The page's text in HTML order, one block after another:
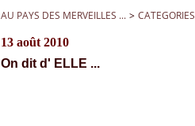
AU PAYS DES MERVEILLES ... > CATEGORIES
13 août 2010
On dit d' ELLE ...